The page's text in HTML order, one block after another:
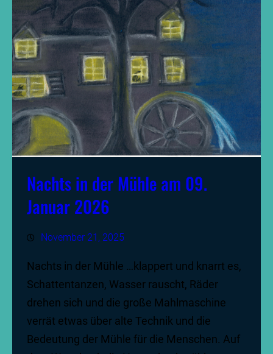
Nachts in der Mühle am 09.
Januar 2026
November 21, 2025
Nachts in der Mühle …klappert und knarrt es,
Schattentanzen, Wasser rauscht, Räder
drehen sich und die große Mahlmaschine
verrät etwas über alte Technik und die
Bedeutung der Mühle für die Menschen. Auf